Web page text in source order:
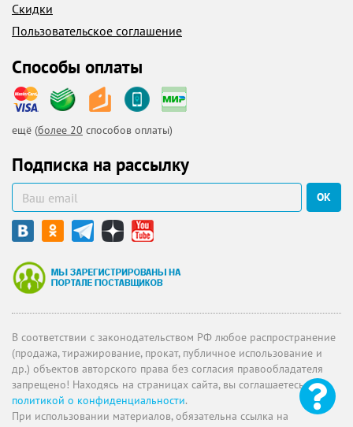
Скидки
Пользовательское соглашение
Способы оплаты
ещё (более 20 способов оплаты)
Подписка на рассылку
ОК
В соответствии с законодательством РФ любое распространение
(продажа, тиражирование, прокат, публичное использование и
др.) объектов авторского права без согласия правообладателя
запрещено! Находясь на страницах сайта, вы соглашаетесь с
политикой о конфиденциальности.
При использовании материалов, обязательна ссылка на